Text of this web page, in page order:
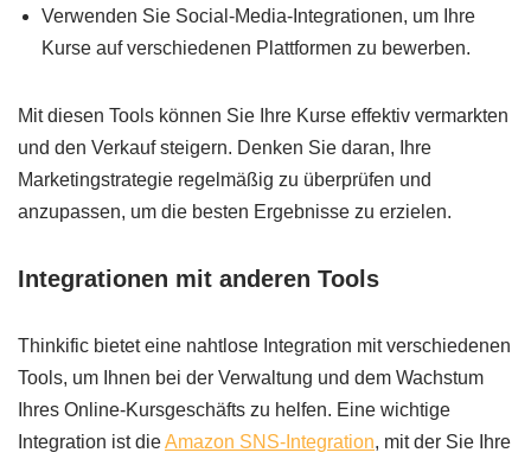
Verwenden Sie Social-Media-Integrationen, um Ihre
Kurse auf verschiedenen Plattformen zu bewerben.
Mit diesen Tools können Sie Ihre Kurse effektiv vermarkten
und den Verkauf steigern. Denken Sie daran, Ihre
Marketingstrategie regelmäßig zu überprüfen und
anzupassen, um die besten Ergebnisse zu erzielen.
Integrationen mit anderen Tools
Thinkific bietet eine nahtlose Integration mit verschiedenen
Tools, um Ihnen bei der Verwaltung und dem Wachstum
Ihres Online-Kursgeschäfts zu helfen. Eine wichtige
Integration ist dieAmazon SNS-Integration, mit der Sie Ihre